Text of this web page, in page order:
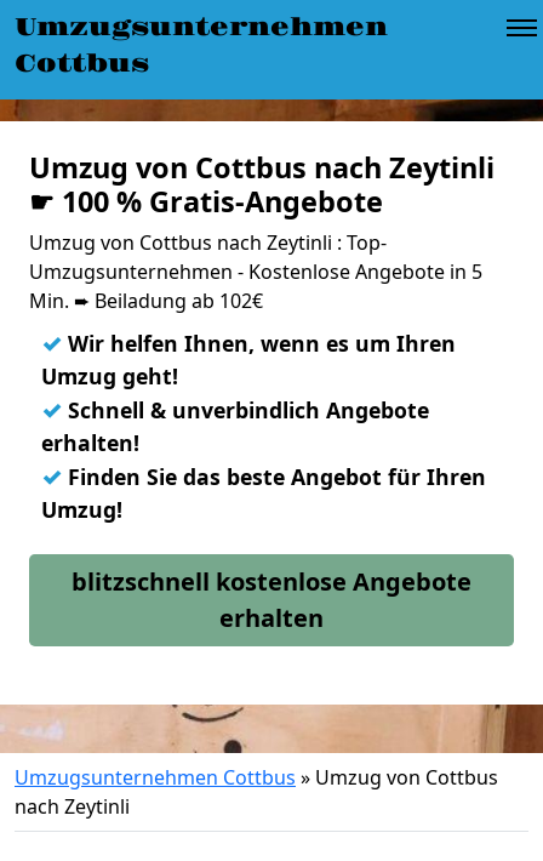
Umzugsunternehmen
Cottbus
Umzug von Cottbus nach Zeytinli
☛ 100 % Gratis-Angebote
Umzug von Cottbus nach Zeytinli : Top-
Umzugsunternehmen - Kostenlose Angebote in 5
Min. ➨ Beiladung ab 102€
✓ Wir helfen Ihnen, wenn es um Ihren
Umzug geht!
✓ Schnell & unverbindlich Angebote
erhalten!
✓ Finden Sie das beste Angebot für Ihren
Umzug!
blitzschnell kostenlose Angebote
erhalten
Umzugsunternehmen Cottbus » Umzug von Cottbus
nach Zeytinli